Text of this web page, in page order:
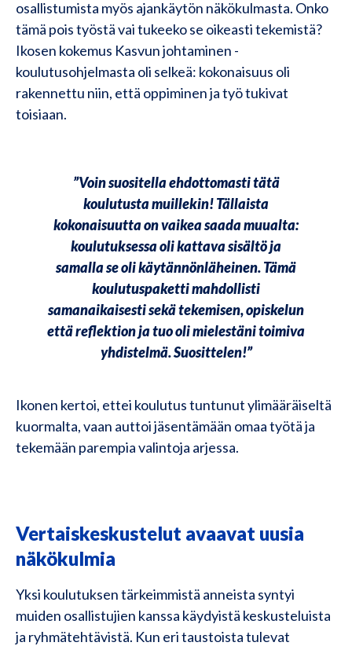
osallistumista myös ajankäytön näkökulmasta. Onko
tämä pois työstä vai tukeeko se oikeasti tekemistä?
Ikosen kokemus Kasvun johtaminen -
koulutusohjelmasta oli selkeä: kokonaisuus oli
rakennettu niin, että oppiminen ja työ tukivat
toisiaan.
”Voin suositella ehdottomasti tätä
koulutusta muillekin! Tällaista
kokonaisuutta on vaikea saada muualta:
koulutuksessa oli kattava sisältö ja
samalla se oli käytännönläheinen. Tämä
koulutuspaketti mahdollisti
samanaikaisesti sekä tekemisen, opiskelun
että reflektion ja tuo oli mielestäni toimiva
yhdistelmä. Suosittelen!”
Ikonen kertoi, ettei koulutus tuntunut ylimääräiseltä
kuormalta, vaan auttoi jäsentämään omaa työtä ja
tekemään parempia valintoja arjessa.
Vertaiskeskustelut avaavat uusia
näkökulmia
Yksi koulutuksen tärkeimmistä anneista syntyi
muiden osallistujien kanssa käydyistä keskusteluista
ja ryhmätehtävistä. Kun eri taustoista tulevat